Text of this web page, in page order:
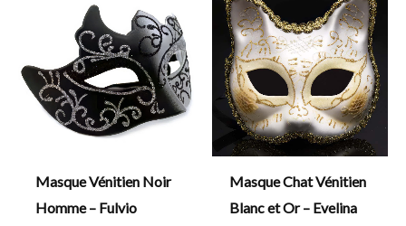
Masque Vénitien Noir
Homme – Fulvio
Masque Chat Vénitien
Blanc et Or – Evelina